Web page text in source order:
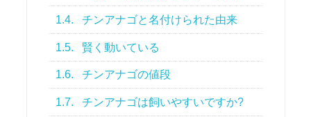
1.4. チンアナゴと名付けられた由来
1.5. 賢く動いている
1.6. チンアナゴの値段
1.7. チンアナゴは飼いやすいですか?